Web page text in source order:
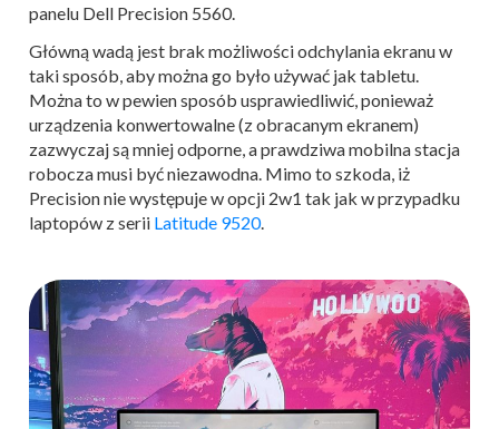
panelu Dell Precision 5560.
Główną wadą jest brak możliwości odchylania ekranu w
taki sposób, aby można go było używać jak tabletu.
Można to w pewien sposób usprawiedliwić, ponieważ
urządzenia konwertowalne (z obracanym ekranem)
zazwyczaj są mniej odporne, a prawdziwa mobilna stacja
robocza musi być niezawodna. Mimo to szkoda, iż
Precision nie występuje w opcji 2w1 tak jak w przypadku
laptopów z serii Latitude 9520.